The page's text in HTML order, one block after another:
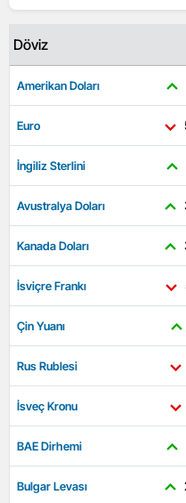
Döviz
Amerikan Doları
Euro
İngiliz Sterlini
Avustralya Doları
Kanada Doları
İsviçre Frankı
Çin Yuanı
Rus Rublesi
İsveç Kronu
BAE Dirhemi
Bulgar Levası